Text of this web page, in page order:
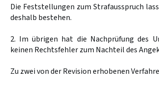
Die Feststellungen zum Strafausspruch
deshalb bestehen.
2. Im übrigen hat die Nachprüfung des
keinen Rechtsfehler zum Nachteil des
Zu zwei von der Revision erhobenen